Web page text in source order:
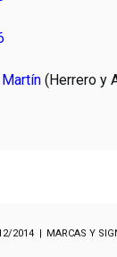
(Herrero y
2014 MARCAS Y